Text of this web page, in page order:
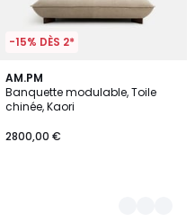
-15% DÈS 2*
AM.PM
Banquette modulable, Toile
chinée, Kaori
2800,00 €
7
Couleurs